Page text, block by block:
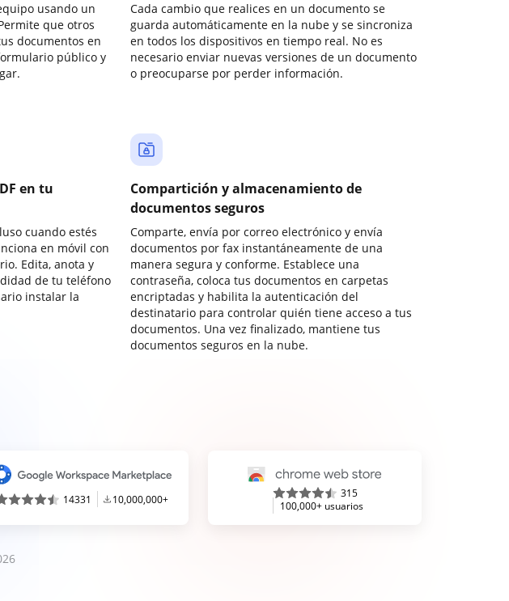
usando un
que otros
documentos en
público y
Cada cambio que realices en un documento se
guarda automáticamente en la nube y se sincroniza
en todos los dispositivos en tiempo real. No es
necesario enviar nuevas versiones de un documento
o preocuparse por perder información.
en tu
cuando estés
en móvil con
Edita, anota y
de tu teléfono
instalar la
Compartición y almacenamiento de
documentos seguros
Comparte, envía por correo electrónico y envía
documentos por fax instantáneamente de una
manera segura y conforme. Establece una
contraseña, coloca tus documentos en carpetas
encriptadas y habilita la autenticación del
destinatario para controlar quién tiene acceso a tus
documentos. Una vez finalizado, mantiene tus
documentos seguros en la nube.
14331 10,000,000+
315
100,000+ usuarios